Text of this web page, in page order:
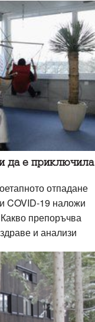
да е приключила
отпадане
COVID-19 наложи
препоръчва
и анализи